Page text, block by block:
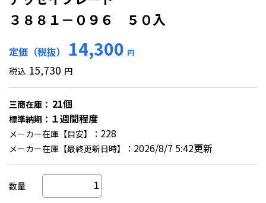
３８８１－０９６ ５０入
定価（税抜） 14,300 円
税込 15,730 円
三商在庫： 21個
標準納期： １週間程度
メーカー在庫【目安】： 228
メーカー在庫【最終更新日時】： 2026/8/7 5:42更新
数量